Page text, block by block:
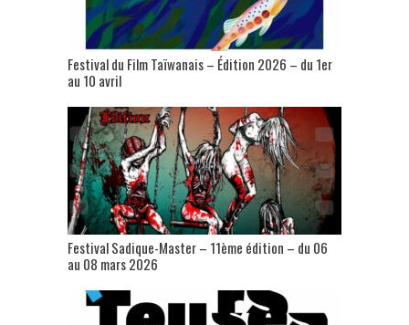
Festival du Film Taïwanais – Édition 2026 – du 1er
au 10 avril
Festival Sadique-Master – 11ème édition – du 06
au 08 mars 2026